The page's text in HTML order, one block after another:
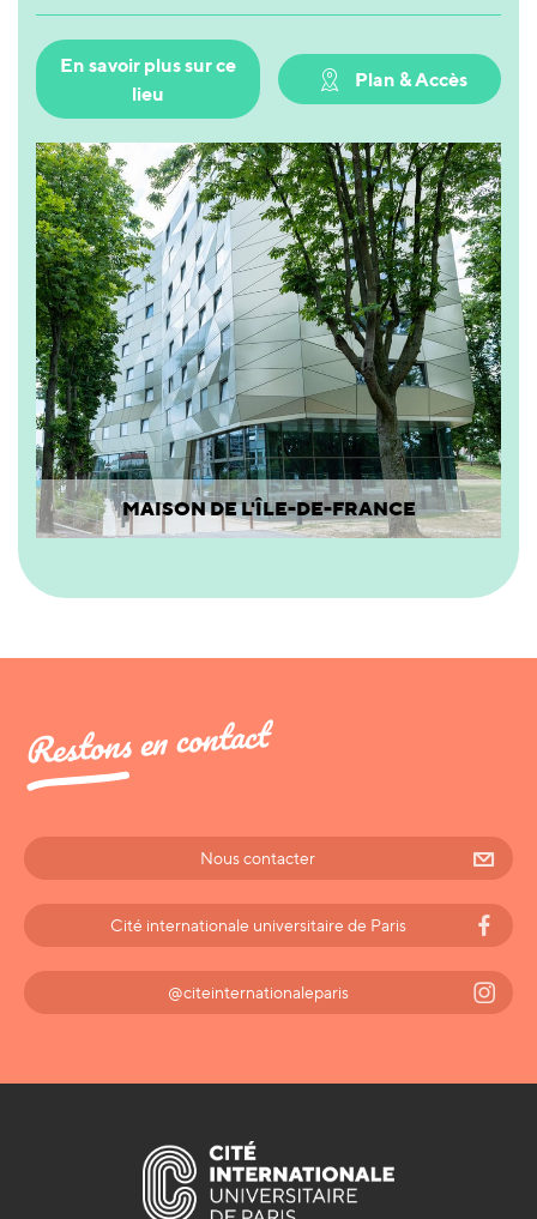
En savoir plus sur ce
lieu
Plan & Accès
MAISON DE L'ÎLE-DE-FRANCE
Restons en contact
Nous contacter
Cité internationale universitaire de Paris
@citeinternationaleparis